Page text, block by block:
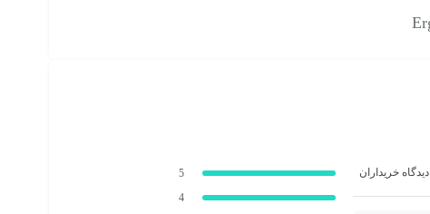
دیدگاه خریداران
5
4